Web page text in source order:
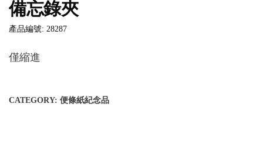
備忘錄夾
產品編號: 28287
僅縮進
CATEGORY: 便條紙紀念品